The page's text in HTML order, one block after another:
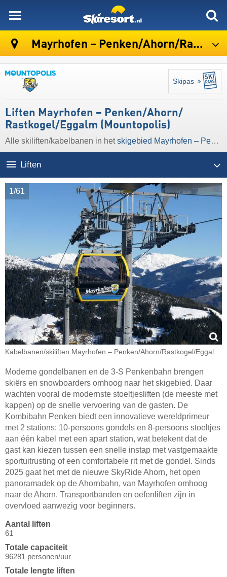
Mayrhofen – Penken/​Ahorn/​Rastkogel/​Eggalm (Mountopolis)
Skipas
Liften Mayrhofen – Penken/​Ahorn/​
Rastkogel/​Eggalm (Mountopolis)
Alle skiliften/kabelbanen in hetskigebied Mayrhofen – Penken/​Ahorn/​Rastkogel/​Eggalm (Mountopolis)
Liften
1/61
Kabelbanen/​skiliften Mayrhofen – Penken/​Ahorn/​Rastkogel/​Eggalm (Mountopolis)
Moderne gondelbanen en de 3-S Penkenbahn brengen
skiërs en snowboarders omhoog naar het skigebied. Daar
wachten vooral de modernste stoeltjesliften (de meeste met
kappen) op de snelle vervoering van de gasten. De
Kombibahn Penken biedt een innovatieve wereldprimeur
met 2 stations: 10-persoons gondels en 8-persoons stoeltjes
aan één kabel met een apart station, wat betekent dat de
gast kan kiezen tussen een snelle instap met vastgemaakte
sportuitrusting of een comfortabele rit met de gondel. Sinds
2025 gaat het met de nieuwe SkyRide Ahorn, het open
panoramadek op de Ahornbahn, van Mayrhofen omhoog
naar de Ahorn. Transportbanden en oefenliften zijn in
overvloed aanwezig voor beginners.
Aantal liften
61
Totale capaciteit
96281 personen/uur
Totale lengte liften